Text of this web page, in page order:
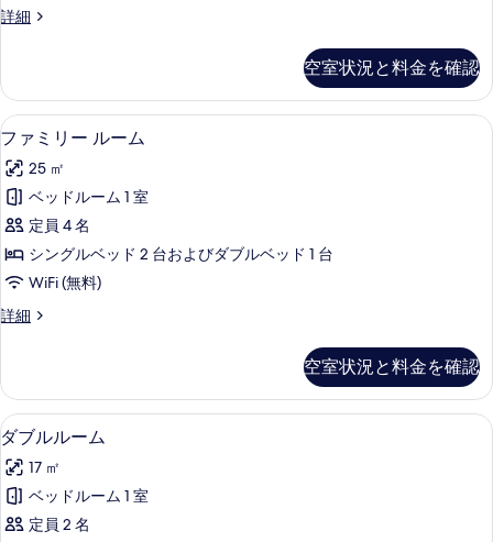
表
る
ル
ッ
ド
４
台
の
す
べ
て
の
を
表
示
す
る
詳細
４
シ
ン
グ
ベ
ッ
ド
４
台
の
詳
細
空室状況と料金を確認
フ
ァ
ミ
リ
ー
ル
ム
す
べ
て
の
写
真
ファミリー ルーム | 遮光カーテン、
5
ファミリー ルーム
25 ㎡
ベッドルーム 1 室
定員 4 名
シングルベッド 2 台およびダブルベッド 1 台
WiFi (無料)
詳細
フ
ー
ル
ー
ム
の
詳
細
空室状況と料金を確認
ダ
ブ
ル
ル
ダブルルーム | 遮光カーテン、防音
5
ダブルルーム
17 ㎡
ベッドルーム 1 室
定員 2 名